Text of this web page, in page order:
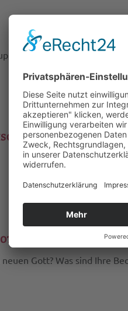
indem wir nur genauer
RELIGION UND
Gott? Was sind Ihre